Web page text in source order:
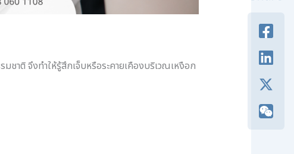
าติ จึงทำให้รู้สึกเจ็บหรือระคายเคืองบริเวณเหงือก